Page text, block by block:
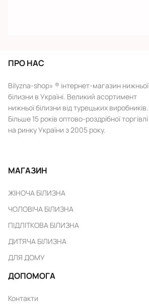
ПРО НАС
Bilyzna-shop» ® інтернет-магазин нижньої
білизни в Україні. Великий асортимент
нижньої білизни від турецьких виробників.
Більше 15 років оптово-роздрібної торгівлі
на ринку України з 2005 року.
МАГАЗИН
ЖІНОЧА БІЛИЗНА
ЧОЛОВІЧА БІЛИЗНА
ПІДЛІТКОВА БІЛИЗНА
ДИТЯЧА БІЛИЗНА
ДЛЯ ДОМУ
ДОПОМОГА
Контакти